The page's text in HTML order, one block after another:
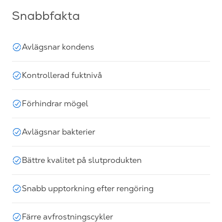
Snabbfakta
Avlägsnar kondens
Kontrollerad fuktnivå
Förhindrar mögel
Avlägsnar bakterier
Bättre kvalitet på slutprodukten
Snabb upptorkning efter rengöring
Färre avfrostningscykler